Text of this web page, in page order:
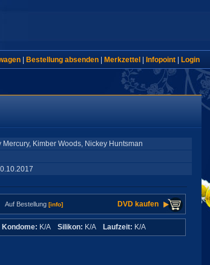
| Bestellung absenden| Merkzettel Infopoint| Login
Mercury, Kimber Woods, Nickey Huntsman
Auf Bestellung [info] DVD kaufen
Kondome: K/A Silikon: K/A Laufzeit: K/A